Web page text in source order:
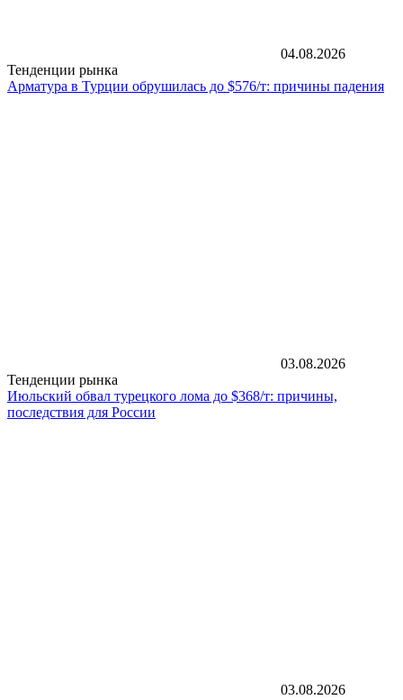
04.08.2026
Тенденции рынка
Арматура в Турции обрушилась до $576/т: причины падения
03.08.2026
Тенденции рынка
Июльский обвал турецкого лома до $368/т: причины,
последствия для России
03.08.2026